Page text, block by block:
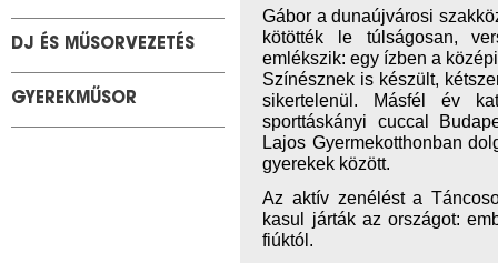
DJ ÉS MŰSORVEZETÉS
GYEREKMŰSOR
Gábor a dunaújvárosi
kötötték le túlságosan,
emlékszik: egy ízben a
Színésznek is készült,
sikertelenül. Másfél év
sporttáskányi cuccal
Lajos Gyermekotthonban
gyerekek között.
Az aktív zenélést a
kasul járták az országot:
fiúktól.